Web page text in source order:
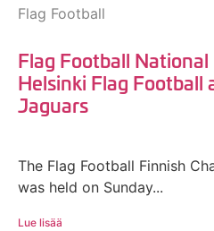
Flag Football
Flag Football
Helsinki Flag Football
Jaguars
The Flag Football Finnish
was held on Sunday...
Lue lisää